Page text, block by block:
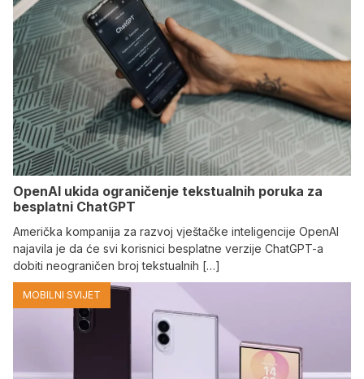
OpenAI ukida ograničenje tekstualnih poruka za
besplatni ChatGPT
Američka kompanija za razvoj vještačke inteligencije OpenAI
najavila je da će svi korisnici besplatne verzije ChatGPT-a
dobiti neograničen broj tekstualnih […]
MOBILNI SVIJET